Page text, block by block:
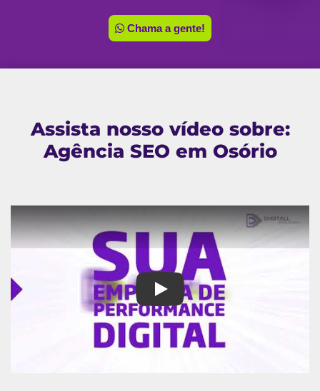
Chama a gente!
Assista nosso vídeo sobre:
Agência SEO em Osório
Agência SEO em Osório